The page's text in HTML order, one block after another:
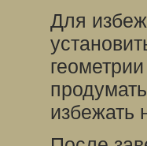
Для
избежать